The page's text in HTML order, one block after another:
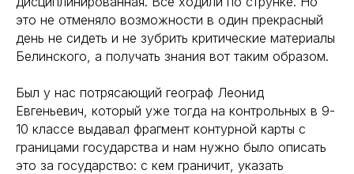
это не отменяло возможности в один прекрасный
день не сидеть и не зубрить критические материалы
Белинского, а получать знания вот таким образом.
Был у нас потрясающий географ Леонид
Евгеньевич, который уже тогда на контрольных в 9-
10 классе выдавал фрагмент контурной карты с
границами государства и нам нужно было описать
это за государство: с кем граничит, указать